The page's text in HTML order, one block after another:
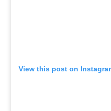
View this post on